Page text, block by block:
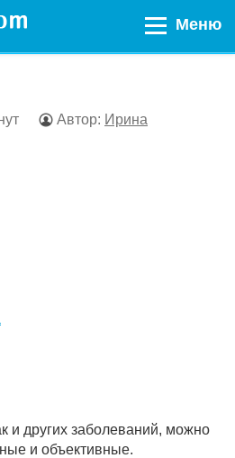
Меню
Автор: Ирина
и других заболеваний, можно
и объективные.